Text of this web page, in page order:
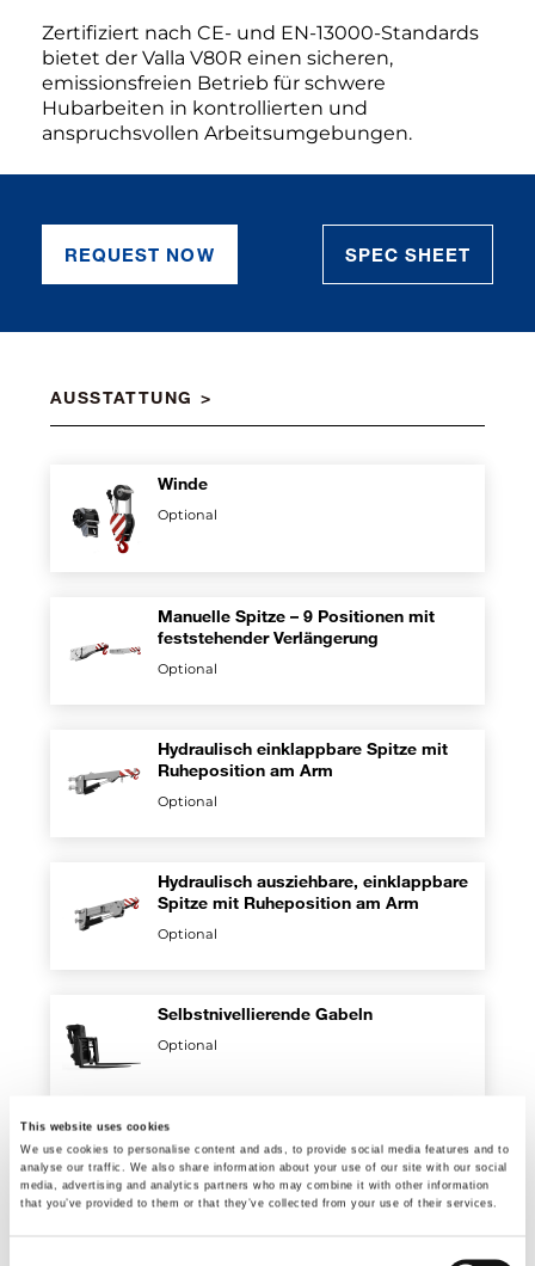
This website uses cookies
We use cookies to personalise content and ads, to provide social media features and to
analyse our traffic. We also share information about your use of our site with our social
media, advertising and analytics partners who may combine it with other information
that you’ve provided to them or that they’ve collected from your use of their services.
Zertifiziert nach CE- und EN-13000-Standards
bietet der Valla V80R einen sicheren,
emissionsfreien Betrieb für schwere
Hubarbeiten in kontrollierten und
anspruchsvollen Arbeitsumgebungen.
REQUEST NOW SPEC SHEET
AUSSTATTUNG
Winde
Optional
Manuelle Spitze – 9 Positionen mit
feststehender Verlängerung
Optional
Hydraulisch einklappbare Spitze mit
Ruheposition am Arm
Optional
Hydraulisch ausziehbare, einklappbare
Spitze mit Ruheposition am Arm
Optional
Selbstnivellierende Gabeln
Optional
Riemenscheiben
Optional